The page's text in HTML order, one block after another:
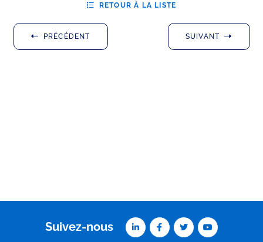
PRÉCÉDENT
RETOUR À LA LISTE
SUIVANT
Suivez-nous